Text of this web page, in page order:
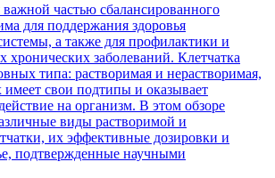
важной частью сбалансированного
для поддержания здоровья
а также для профилактики и
хронических заболеваний. Клетчатка
типа: растворимая и нерастворимая,
свои подтипы и оказывает
на организм. В этом обзоре
виды растворимой и
их эффективные дозировки и
подтвержденные научными